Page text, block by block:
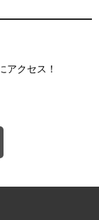
アクセス！